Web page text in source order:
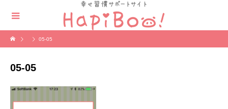
05-05
05-05